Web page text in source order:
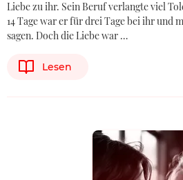
Liebe zu ihr. Sein Beruf verlangte viel
14 Tage war er für drei Tage bei ihr und
sagen. Doch die Liebe war …
Lesen